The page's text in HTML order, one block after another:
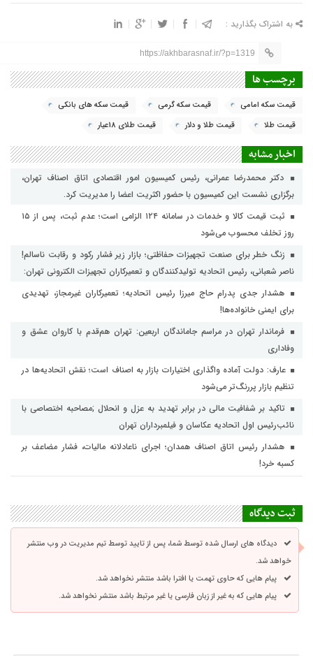
به اشتراک بگذارید :
https://akhbarasnaf.ir/?p=1319
برچسب ها
قیمت سکه امامی قیمت سکه گرمی
قیمت سکه های بانکی
قیمت طلا
قیمت طلا و دلار قیمت طلای 18عیار
اخبار مشابه
دکتر محمدرضا عمرانی، رئیس کمیسیون امور اقتصادی اتاق اصناف تهران،
برگزاری نشست این کمیسیون با حضور اکثریت اعضا را مدیریت کرد.
ثبت قیمت کالا و خدمات در سامانه ۱۲۴ الزامی است؛ عدم ثبت، پس از ۱۵
روز تخلف محسوب می‌شود
زنگ خطر برای صنعت تجهیزات حفاظتی؛ بازار زیر فشار رکود و رقابت ناسالم!
ناصر شعبانی، رئیس اتحادیه تولیدکنندگان و تعمیرکاران تجهیزات الکترونی تهران:
هشدار جدی پدرام حاج میرزا رئیس اتحادیه؛ تعمیرکاران غیرمجاز، تهدیدی
برای ایمنی خانواده‌ها!
فرماندار تهران در مراسم جاماندگان اربعین: تهران هم‌قدم با کاروان عشق و
وفاداری
عارف: دولت آماده واگذاری اختیارات بازار به اصناف است؛ نقش اتحادیه‌ها در
تنظیم بازار پررنگ‌تر می‌شود
تاکید بر شفافیت مالی در برابر تهدید به عزل و انحلال ;مصاحبه اختصاصی با
نائب‌رئیس اول اتحادیه عکاسان و فیلمبرداران تهران
هشدار رئیس اتاق اصناف همدان؛ اجرای ناعادلانه مالیات، فشار مضاعف بر
کسبه خرد!
ثبت دیدگاه
دیدگاه های ارسال شده توسط شما، پس از تایید توسط تیم مدیریت در وب منتشر
خواهد شد.
پیام هایی که حاوی تهمت یا افترا باشد منتشر نخواهد شد.
پیام هایی که به غیر از زبان فارسی یا غیر مرتبط باشد منتشر نخواهد شد.